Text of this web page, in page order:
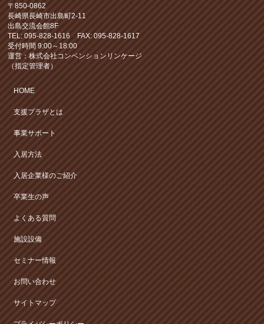
〒850-0862
長崎県長崎市出島町2-11
出島交流会館8F
TEL: 095-828-1616 FAX: 095-828-1617
受付時間 9:00～18:00
運営：株式会社コンベンションリンケージ
（指定管理者）
HOME
支援プラザとは
事業サポート
入居方法
入居企業様のご紹介
卒業生の声
よくある質問
施設設備
セミナー情報
お問い合わせ
サイトマップ